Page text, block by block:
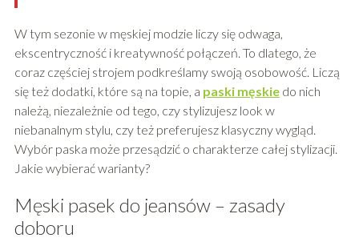
W tym sezonie w męskiej modzie liczy się odwaga,
ekscentryczność i kreatywność połączeń. To dlatego, że
coraz częściej strojem podkreślamy swoją osobowość. Liczą
się też dodatki, które są na topie, a paski męskiedo nich
należą, niezależnie od tego, czy stylizujesz look w
niebanalnym stylu, czy też preferujesz klasyczny wygląd.
Wybór paska może przesądzić o charakterze całej stylizacji.
Jakie wybierać warianty?
Męski pasek do jeansów – zasady
doboru